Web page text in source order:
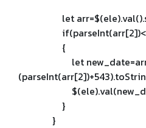
let
{
let
}
}